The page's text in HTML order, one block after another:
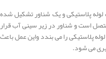
ظرفشویی بوش 00645701 از یک لوله پلاستیکی و یک شناور تشکیل شده
است و شناور در زیر سینی آب قرار
پلاستیکی را می بندد واین عمل باعث
می شود.